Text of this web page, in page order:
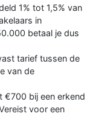
1% tot 1,5% van
in
betaal je dus
tarief tussen de
van de
bij een erkend
voor een